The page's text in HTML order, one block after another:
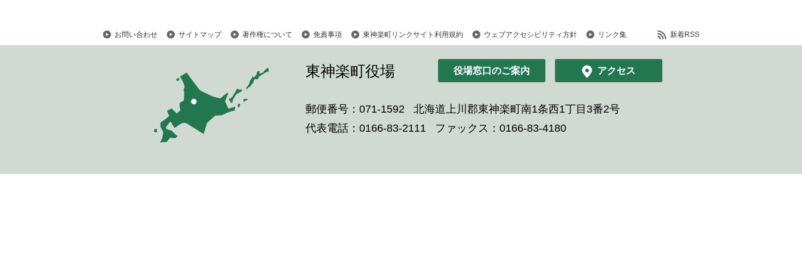
お問い合わせ サイトマップ 著作権について 免責事項 東神楽町リンクサイト利用規約 ウェブアクセシビリティ方針 リンク集 新着RSS
東神楽町役場 役場窓口のご案内 アクセス
郵便番号：071-1592
北海道上川郡東神楽町南1条西1丁目3番2号
代表電話：0166-83-2111
ファックス：0166-83-4180